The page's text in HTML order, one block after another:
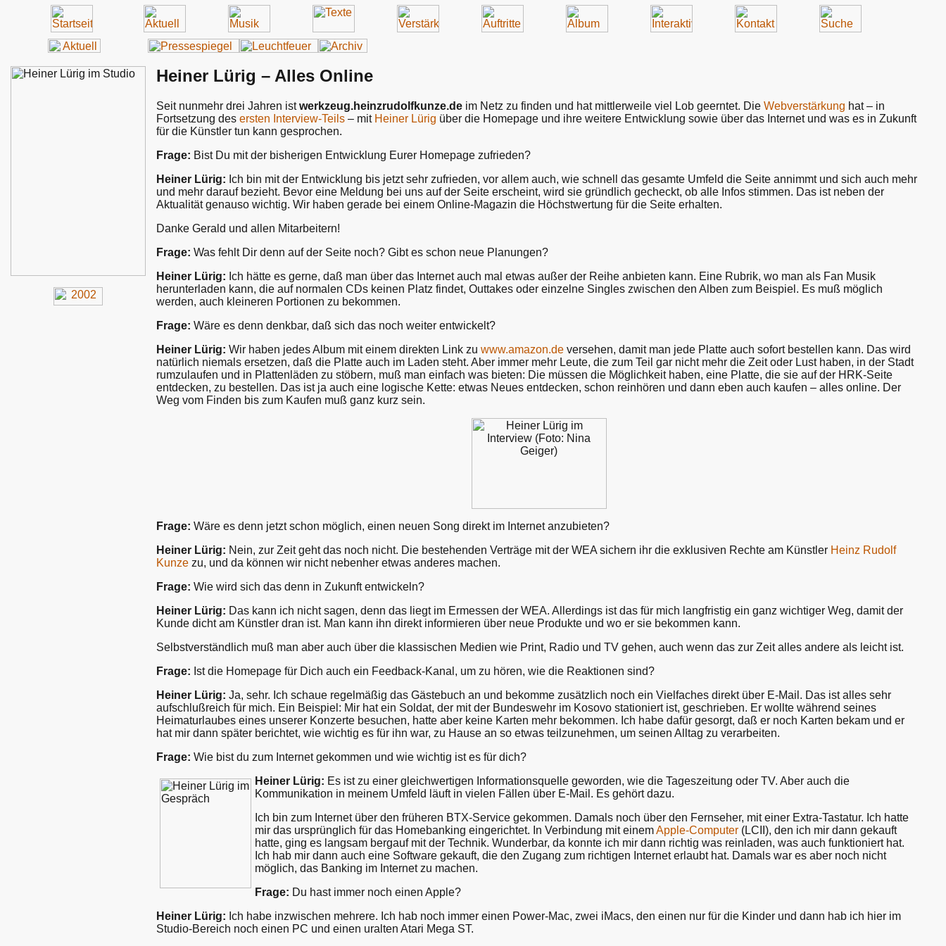
Heiner Lürig – Alles Online
Seit nunmehr drei Jahren istwerkzeug.heinzrudolfkunze.de im Netz zu finden und hat mittlerweile viel Lob geerntet. Die Webverstärkung hat – in
Fortsetzung des ersten Interview-Teils – mit Heiner Lürig über die Homepage und ihre weitere Entwicklung sowie über das Internet und was es in Zukunft
für die Künstler tun kann gesprochen.
Frage: Bist Du mit der bisherigen Entwicklung Eurer Homepage zufrieden?
Heiner Lürig: Ich bin mit der Entwicklung bis jetzt sehr zufrieden, vor allem auch, wie schnell das gesamte Umfeld die Seite annimmt und sich auch mehr
und mehr darauf bezieht. Bevor eine Meldung bei uns auf der Seite erscheint, wird sie gründlich gecheckt, ob alle Infos stimmen. Das ist neben der
Aktualität genauso wichtig. Wir haben gerade bei einem Online-Magazin die Höchstwertung für die Seite erhalten.
Danke Gerald und allen Mitarbeitern!
Frage: Was fehlt Dir denn auf der Seite noch? Gibt es schon neue Planungen?
Heiner Lürig: Ich hätte es gerne, daß man über das Internet auch mal etwas außer der Reihe anbieten kann. Eine Rubrik, wo man als Fan Musik
herunterladen kann, die auf normalen CDs keinen Platz findet, Outtakes oder einzelne Singles zwischen den Alben zum Beispiel. Es muß möglich
werden, auch kleineren Portionen zu bekommen.
Frage: Wäre es denn denkbar, daß sich das noch weiter entwickelt?
Heiner Lürig: Wir haben jedes Album mit einem direkten Link zu www.amazon.de versehen, damit man jede Platte auch sofort bestellen kann. Das wird
natürlich niemals ersetzen, daß die Platte auch im Laden steht. Aber immer mehr Leute, die zum Teil gar nicht mehr die Zeit oder Lust haben, in der Stadt
rumzulaufen und in Plattenläden zu stöbern, muß man einfach was bieten: Die müssen die Möglichkeit haben, eine Platte, die sie auf der HRK-Seite
entdecken, zu bestellen. Das ist ja auch eine logische Kette: etwas Neues entdecken, schon reinhören und dann eben auch kaufen – alles online. Der
Weg vom Finden bis zum Kaufen muß ganz kurz sein.
Frage: Wäre es denn jetzt schon möglich, einen neuen Song direkt im Internet anzubieten?
Heiner Lürig: Nein, zur Zeit geht das noch nicht. Die bestehenden Verträge mit der WEA sichern ihr die exklusiven Rechte am Künstler Heinz Rudolf
Kunze zu, und da können wir nicht nebenher etwas anderes machen.
Frage: Wie wird sich das denn in Zukunft entwickeln?
Heiner Lürig: Das kann ich nicht sagen, denn das liegt im Ermessen der WEA. Allerdings ist das für mich langfristig ein ganz wichtiger Weg, damit der
Kunde dicht am Künstler dran ist. Man kann ihn direkt informieren über neue Produkte und wo er sie bekommen kann.
Selbstverständlich muß man aber auch über die klassischen Medien wie Print, Radio und TV gehen, auch wenn das zur Zeit alles andere als leicht ist.
Frage: Ist die Homepage für Dich auch ein Feedback-Kanal, um zu hören, wie die Reaktionen sind?
Heiner Lürig: Ja, sehr. Ich schaue regelmäßig das Gästebuch an und bekomme zusätzlich noch ein Vielfaches direkt über E-Mail. Das ist alles sehr
aufschlußreich für mich. Ein Beispiel: Mir hat ein Soldat, der mit der Bundeswehr im Kosovo stationiert ist, geschrieben. Er wollte während seines
Heimaturlaubes eines unserer Konzerte besuchen, hatte aber keine Karten mehr bekommen. Ich habe dafür gesorgt, daß er noch Karten bekam und er
hat mir dann später berichtet, wie wichtig es für ihn war, zu Hause an so etwas teilzunehmen, um seinen Alltag zu verarbeiten.
Frage: Wie bist du zum Internet gekommen und wie wichtig ist es für dich?
Heiner Lürig: Es ist zu einer gleichwertigen Informationsquelle geworden, wie die Tageszeitung oder TV. Aber auch die
Kommunikation in meinem Umfeld läuft in vielen Fällen über E-Mail. Es gehört dazu.
Ich bin zum Internet über den früheren BTX-Service gekommen. Damals noch über den Fernseher, mit einer Extra-Tastatur. Ich hatte
mir das ursprünglich für das Homebanking eingerichtet. In Verbindung mit einemApple-Computer (LCII), den ich mir dann gekauft
hatte, ging es langsam bergauf mit der Technik. Wunderbar, da konnte ich mir dann richtig was reinladen, was auch funktioniert hat.
Ich hab mir dann auch eine Software gekauft, die den Zugang zum richtigen Internet erlaubt hat. Damals war es aber noch nicht
möglich, das Banking im Internet zu machen.
Frage: Du hast immer noch einen Apple?
Heiner Lürig: Ich habe inzwischen mehrere. Ich hab noch immer einen Power-Mac, zwei iMacs, den einen nur für die Kinder und dann hab ich hier im
Studio-Bereich noch einen PC und einen uralten Atari Mega ST.